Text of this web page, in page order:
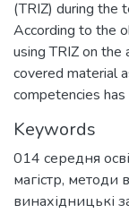
(TRIZ) during the
According to the
using TRIZ on the
covered material
competencies
Keywords
014 середня
магістр, методи
винахідницькі